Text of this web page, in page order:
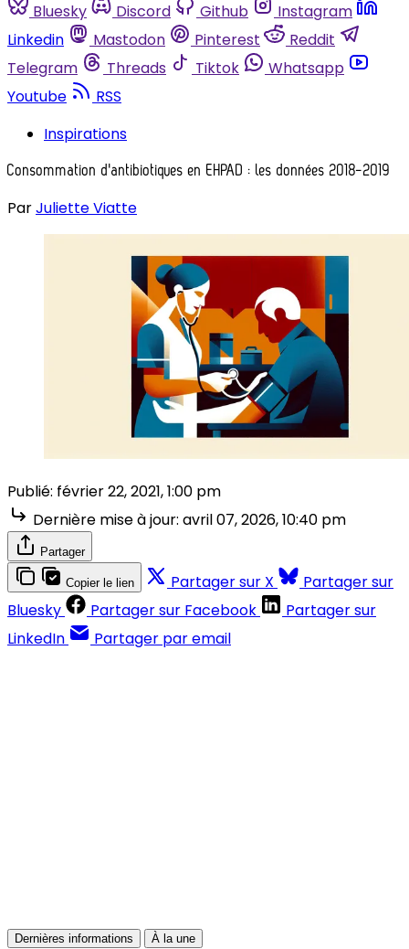
Bluesky
Discord Github
Instagram
Linkedin
Mastodon Pinterest
Reddit
Telegram
Threads Tiktok
Whatsapp
Youtube
RSS
Inspirations
Consommation d'antibiotiques en EHPAD : les données 2018-2019
ParJuliette Viatte
Publié: février 22, 2021, 1:00 pm
Dernière mise à jour: avril 07, 2026, 10:40 pm
Partager
Copier le lien Partager sur X
Partager sur
Bluesky
Partager sur Facebook
Partager sur
LinkedIn
Partager par email
Dernières informations À la une